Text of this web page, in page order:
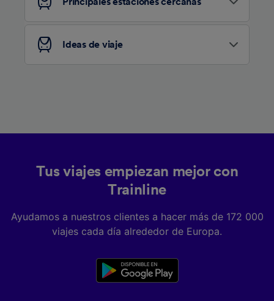
Ideas de viaje
Tus viajes empiezan mejor con
Trainline
Ayudamos a nuestros clientes a hacer más de 172 000
viajes cada día alrededor de Europa.